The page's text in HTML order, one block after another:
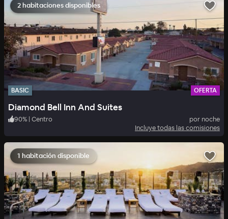
2 habitaciones disponibles
BASIC OFERTA
Diamond Bell Inn And Suites
90% | Centro
por noche
Incluye todas las comisiones
1 habitación disponible